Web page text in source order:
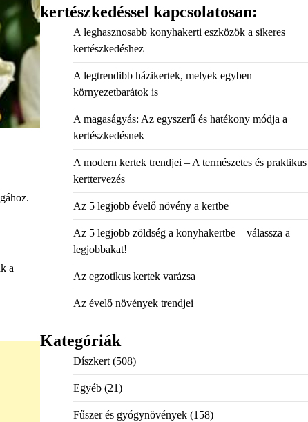
a
kertészkedéssel kapcsolatosan:
A leghasznosabb konyhakerti eszközök a sikeres
kertészkedéshez
A legtrendibb házikertek, melyek egyben
környezetbarátok is
A magaságyás: Az egyszerű és hatékony módja a
kertészkedésnek
A modern kertek trendjei – A természetes és praktikus
kerttervezés
Az 5 legjobb évelő növény a kertbe
Az 5 legjobb zöldség a konyhakertbe – válassza a
legjobbakat!
Az egzotikus kertek varázsa
Az évelő növények trendjei
Kategóriák
Díszkert(508)
Egyéb(21)
Fűszer és gyógynövények(158)